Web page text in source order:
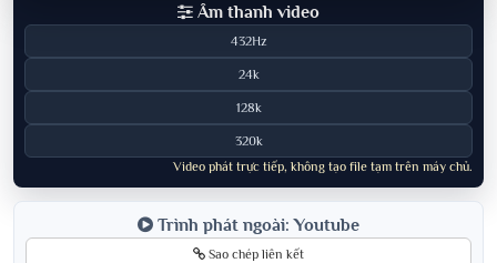
Âm thanh video
432Hz
24k
128k
320k
Video phát trực tiếp, không tạo file tạm trên máy chủ.
Trình phát ngoài: Youtube
Sao chép liên kết